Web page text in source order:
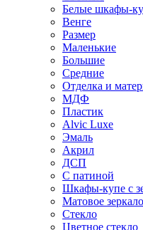
Белые шкафы-
Венге
Размер
Маленькие
Большие
Средние
Отделка и
МДФ
Пластик
Alvic Luxe
Эмаль
Акрил
ДСП
С патиной
Шкафы-купе с
Матовое зеркало
Стекло
Цветное стекло